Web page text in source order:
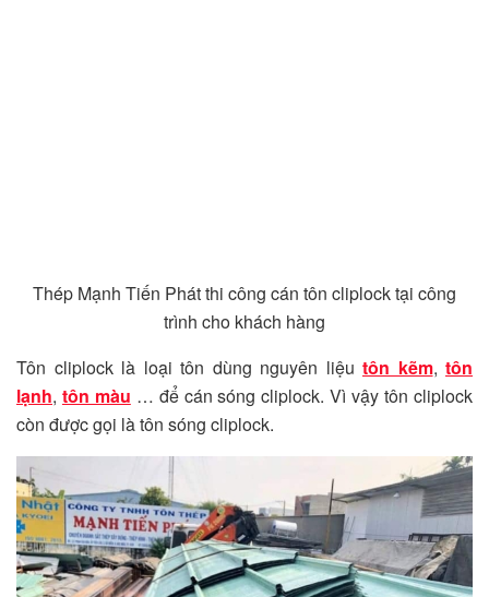
Thép Mạnh Tiến Phát thi công cán tôn cliplock tại công
trình cho khách hàng
Tôn cliplock là loại tôn dùng nguyên liệu tôn kẽm, tôn
lạnh, tôn màu … để cán sóng cliplock. Vì vậy tôn cliplock
còn được gọi là tôn sóng cliplock.